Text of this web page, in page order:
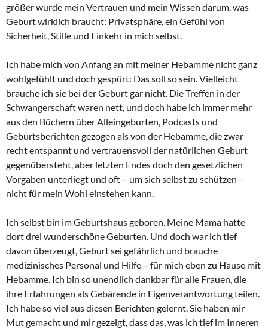
größer wurde mein Vertrauen und mein Wissen darum, was
Geburt wirklich braucht: Privatsphäre, ein Gefühl von
Sicherheit, Stille und Einkehr in mich selbst.
Ich habe mich von Anfang an mit meiner Hebamme nicht ganz
wohlgefühlt und doch gespürt: Das soll so sein. Vielleicht
brauche ich sie bei der Geburt gar nicht. Die Treffen in der
Schwangerschaft waren nett, und doch habe ich immer mehr
aus den Büchern über Alleingeburten, Podcasts und
Geburtsberichten gezogen als von der Hebamme, die zwar
recht entspannt und vertrauensvoll der natürlichen Geburt
gegenübersteht, aber letzten Endes doch den gesetzlichen
Vorgaben unterliegt und oft – um sich selbst zu schützen –
nicht für mein Wohl einstehen kann.
Ich selbst bin im Geburtshaus geboren. Meine Mama hatte
dort drei wunderschöne Geburten. Und doch war ich tief
davon überzeugt, Geburt sei gefährlich und brauche
medizinisches Personal und Hilfe – für mich eben zu Hause mit
Hebamme. Ich bin so unendlich dankbar für alle Frauen, die
ihre Erfahrungen als Gebärende in Eigenverantwortung teilen.
Ich habe so viel aus diesen Berichten gelernt. Sie haben mir
Mut gemacht und mir gezeigt, dass das, was ich tief im Inneren